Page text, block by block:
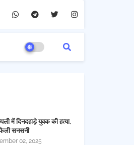
में दिनदहाड़े युवक की हत्या,
सनसनी
02, 2025